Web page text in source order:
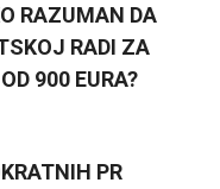
RAZUMAN DA
RADI ZA
900 EURA?
PR